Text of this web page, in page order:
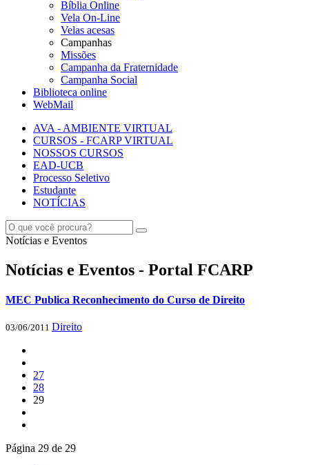
Bíblia Online
Vela On-Line
Velas acesas
Campanhas
Missões
Campanha da Fraternidade
Campanha Social
Biblioteca online
WebMail
AVA - AMBIENTE VIRTUAL
CURSOS - FCARP VIRTUAL
NOSSOS CURSOS
EAD-UCB
Processo Seletivo
Estudante
NOTÍCIAS
Notícias e Eventos
Notícias e Eventos - Portal FCARP
MEC Publica Reconhecimento do Curso de Direito
03/06/2011 Direito
27
28
29
Página 29 de 29